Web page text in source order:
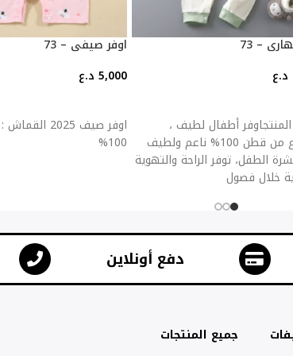
– 73
د.ع
أطفال لطيف ،
مصنوع من قطن 100% ناعم ولطيف
الطفل، توفر الراحة والتهوية
خلال فصول
اوفر صيفي – 73
5,000 د.ع
اوفر صيف 2025
100%
دفع أونلاين
جميع المنتجات